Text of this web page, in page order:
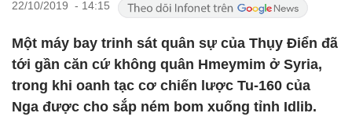
22/10/2019 - 14:15
Một máy bay trinh sát quân sự của Thụy Điển đã
tới gần căn cứ không quân Hmeymim ở Syria,
trong khi oanh tạc cơ chiến lược Tu-160 của
Nga được cho sắp ném bom xuống tỉnh Idlib.